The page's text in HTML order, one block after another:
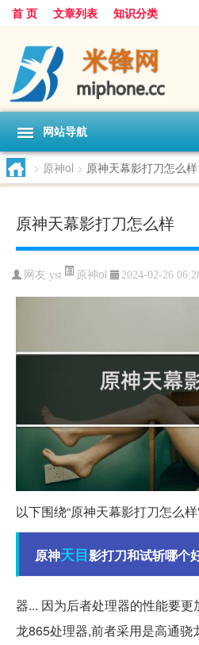
首 页 文章列表 知识分类
网站导航
> 原神ol > 原神天幕影打刀怎么样
原神天幕影打刀怎么样
网友:yst 原神ol 2024-02-26
以下围绕“原神天幕影打刀怎么
原神天目影打刀和试斩哪个
器... 因为后者处理器的性能要
龙865处理器,前者采用是高通骁